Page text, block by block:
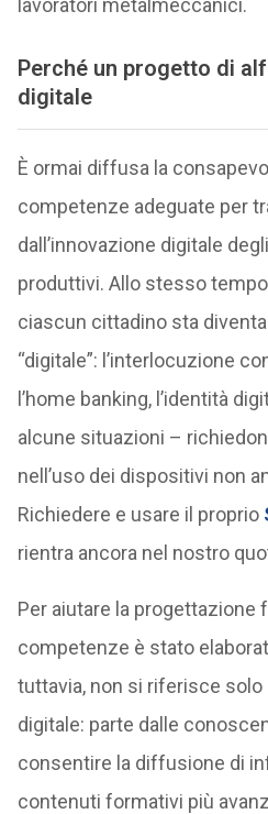
lavoratori metalmeccanici.
Perché un progetto di
digitale
È ormai diffusa la
competenze adeguate per
dall’innovazione digitale
produttivi. Allo stesso
ciascun cittadino sta
“digitale”: l’interlocuzione
l’home banking, l’identità
alcune situazioni –
nell’uso dei dispositivi non
Richiedere e usare il proprio
rientra ancora nel nostro
Per aiutare la progettazione
competenze è stato
tuttavia, non si riferisce solo
digitale: parte dalle
consentire la diffusione di
contenuti formativi più